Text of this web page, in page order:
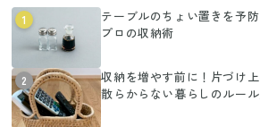
1
テーブルのちょい置きを予
プロの収納術
2
収納を増やす前に！片づけ
散らからない暮らしのルー